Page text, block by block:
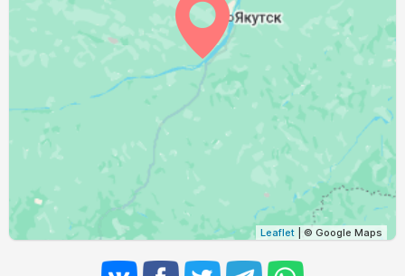
31, Пн 02:37 05:11 12:24 16:08
Leaflet | © Google Maps